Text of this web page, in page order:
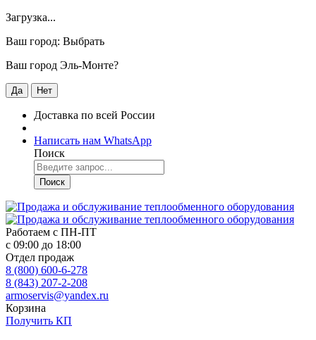
Загрузка...
Ваш город: Выбрать
Ваш город Эль-Монте?
Да Нет
Доставка по всей России
Написать нам WhatsApp
Поиск
Поиск
Работаем с ПН-ПТ
с 09:00 до 18:00
Отдел продаж
8 (800) 600-6-278
8 (843) 207-2-208
armoservis@yandex.ru
Корзина
Получить КП